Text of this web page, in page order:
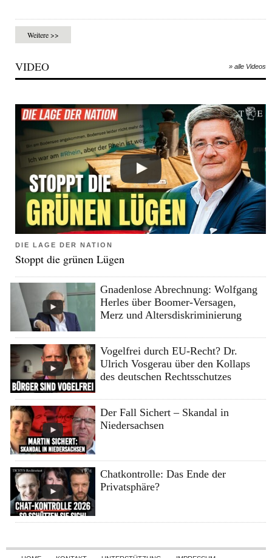
Weitere >>
VIDEO » alle Videos
DIE LAGE DER NATION
Stoppt die grünen Lügen
Gnadenlose Abrechnung: Wolfgang
Herles über Boomer-Versagen,
Merz und Altersdiskriminierung
Vogelfrei durch EU-Recht? Dr.
Ulrich Vosgerau über den Kollaps
des deutschen Rechtsschutzes
Der Fall Sichert – Skandal in
Niedersachsen
Chatkontrolle: Das Ende der
Privatsphäre?
Skip to content